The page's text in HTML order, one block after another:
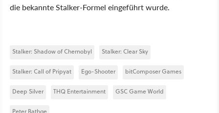
die bekannte Stalker-Formel eingeführt wurde.
Stalker: Shadow of Chernobyl Stalker: Clear Sky
Stalker: Call of Pripyat Ego-Shooter bitComposer Games
Deep Silver THQ Entertainment GSC Game World
Peter Bathge